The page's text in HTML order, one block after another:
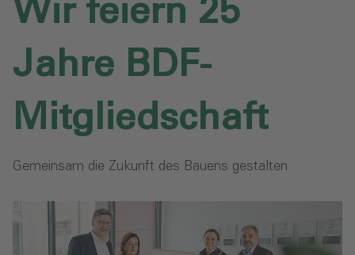
Wir feiern 25
Jahre BDF-
Mitgliedschaft
Gemeinsam die Zukunft des Bauens gestalten